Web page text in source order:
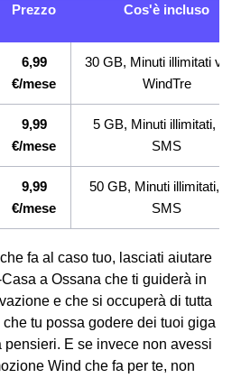
Prezzo Cos'è incluso
6,99
€/mese
30 GB, Minuti illimitati
WindTre
9,99
€/mese
5 GB, Minuti illimitati, 200
SMS
9,99
€/mese
50 GB, Minuti illimitati,
SMS
fa al caso tuo, lasciati aiutare
a Ossana che ti guiderà in
e che si occuperà di tutta
che tu possa godere dei tuoi giga
E se invece non avessi
Wind che fa per te, non